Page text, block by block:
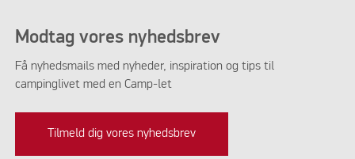
Modtag vores nyhedsbrev
Få nyhedsmails med nyheder, inspiration og tips til
campinglivet med en Camp-let
Tilmeld dig vores nyhedsbrev